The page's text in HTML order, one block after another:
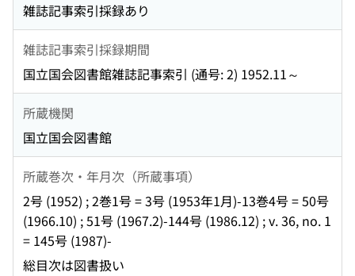
雑誌記事索引採録あり
雑誌記事索引採録期間
国立国会図書館雑誌記事索引 (通号: 2) 1952.11～
所蔵機関
国立国会図書館
所蔵巻次・年月次（所蔵事項）
2号 (1952) ; 2巻1号 = 3号 (1953年1月)-13巻4号 = 50号
(1966.10) ; 51号 (1967.2)-144号 (1986.12) ; v. 36, no. 1
= 145号 (1987)-
総目次は図書扱い